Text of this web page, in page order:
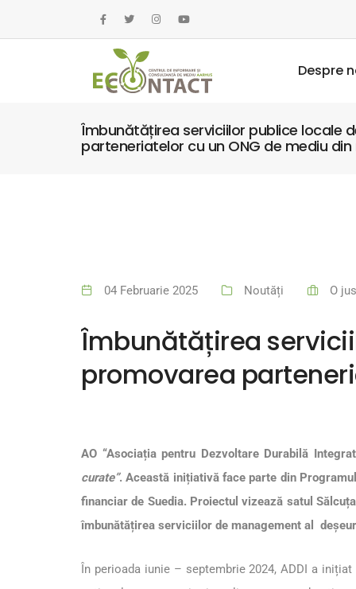
Despre
Îmbunătățirea serviciilor publice locale
parteneriatelor cu un ONG de mediu din
04 Februarie 2025 Noutăți O
Îmbunătățirea
promovarea
AO “Asociația pentru Dezvoltare Durabilă
curate”. Această inițiativă face parte din
financiar de Suedia. Proiectul vizează satul
îmbunătățirea serviciilor de management al
În perioada iunie – septembrie 2024, ADDI a